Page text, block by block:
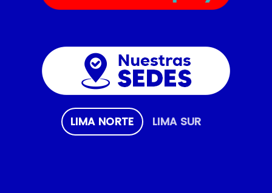
LIMA NORTE LIMA SUR